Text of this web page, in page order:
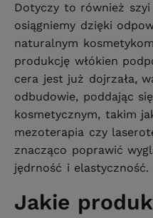
Dotyczy to również
osiągniemy dzięki
naturalnym
produkcję włókien
cera jest już dojrzała,
odbudowie, poddając
kosmetycznym, takim
mezoterapia czy
znacząco poprawić
jędrność i elastyczność.
Jakie